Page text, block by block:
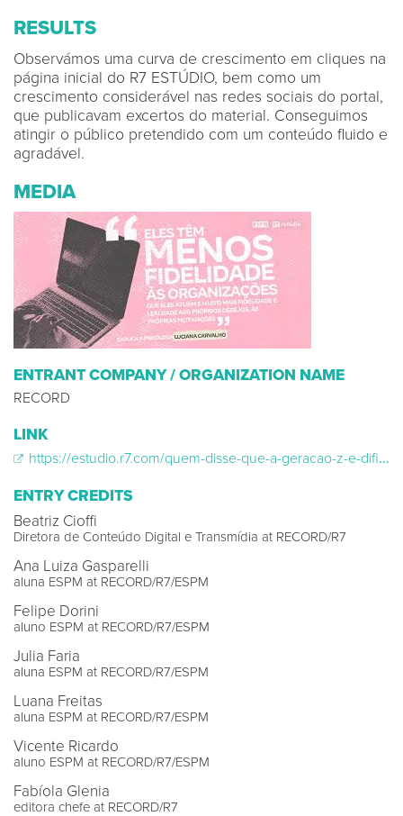
RESULTS
Observámos uma curva de crescimento em cliques na
página inicial do R7 ESTÚDIO, bem como um
crescimento considerável nas redes sociais do portal,
que publicavam excertos do material. Conseguimos
atingir o público pretendido com um conteúdo fluido e
agradável.
MEDIA
ENTRANT COMPANY / ORGANIZATION NAME
RECORD
LINK
https://estudio.r7.com/quem-disse-que-a-geracao-z-e-dificil-11072024
ENTRY CREDITS
Beatriz Cioffi
Diretora de Conteúdo Digital e Transmídia at RECORD/R7
Ana Luiza Gasparelli
aluna ESPM at RECORD/R7/ESPM
Felipe Dorini
aluno ESPM at RECORD/R7/ESPM
Julia Faria
aluna ESPM at RECORD/R7/ESPM
Luana Freitas
aluna ESPM at RECORD/R7/ESPM
Vicente Ricardo
aluno ESPM at RECORD/R7/ESPM
Fabíola Glenia
editora chefe at RECORD/R7